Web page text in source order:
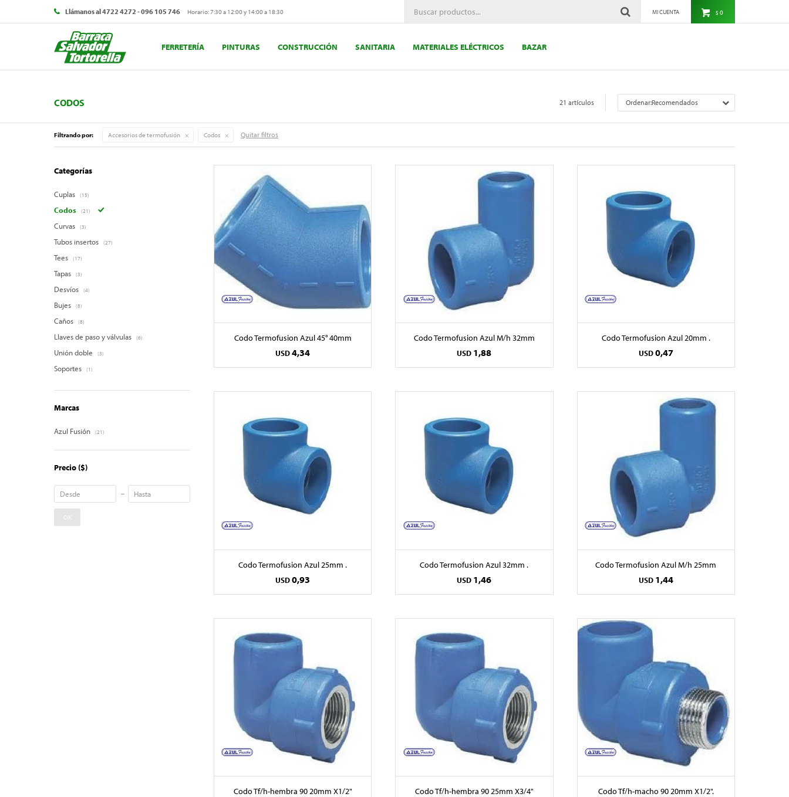
FERRETERÍA PINTURAS CONSTRUCCIÓN SANITARIA MATERIALES ELÉCTRICOS BAZAR
$ 0
Llámanos al 4722 4272 - 096 105 746 Horario: 7:30 a 12:00 y 14:00 a 18:30
CODOS 21 artículos Recomendados
Filtrando por: Accesorios de termofusión Codos Quitar filtros
Codo Termofusion Azul 45° 40mm
USD4,34
Codo Termofusion Azul M/h 32mm
USD 1,88
Codo Termofusion Azul 20mm .
USD 0,47
Codo Termofusion Azul 25mm .
USD0,93
Codo Termofusion Azul 32mm .
USD 1,46
Codo Termofusion Azul M/h 25mm
USD 1,44
Codo Tf/h-hembra 90 20mm X1/2" Codo Tf/h-hembra 90 25mm X3/4" Codo Tf/h-macho 90 20mm X1/2".
Categorías
Cuplas (15)
Codos (21)
Curvas (3)
Tubos insertos (27)
Tees (17)
Tapas (3)
Desvíos (4)
Bujes (8)
Caños (8)
Llaves de paso y válvulas (6)
Unión doble (3)
Soportes (1)
Marcas
Azul Fusión (21)
Precio($)
OK